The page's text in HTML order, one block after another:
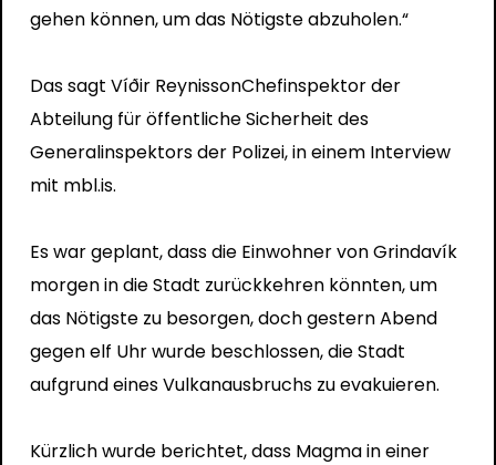
gehen können, um das Nötigste abzuholen.“
Das sagt Víðir ReynissonChefinspektor der
Abteilung für öffentliche Sicherheit des
Generalinspektors der Polizei, in einem Interview
mit mbl.is.
Es war geplant, dass die Einwohner von Grindavík
morgen in die Stadt zurückkehren könnten, um
das Nötigste zu besorgen, doch gestern Abend
gegen elf Uhr wurde beschlossen, die Stadt
aufgrund eines Vulkanausbruchs zu evakuieren.
Kürzlich wurde berichtet, dass Magma in einer